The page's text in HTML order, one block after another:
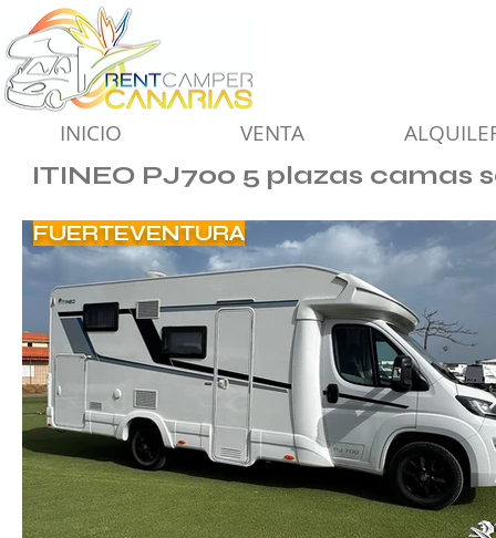
INICIO VENTA
FUERTEVENTURA
ITINEO PJ700 5 plazas camas